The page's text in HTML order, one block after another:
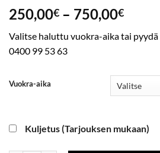
250,00€ – 750,00€
-
Valitse haluttu vuokra-aika tai
0400 99 53 63
Vuokra-aika
Kuljetus (Tarjouksen mukaan)